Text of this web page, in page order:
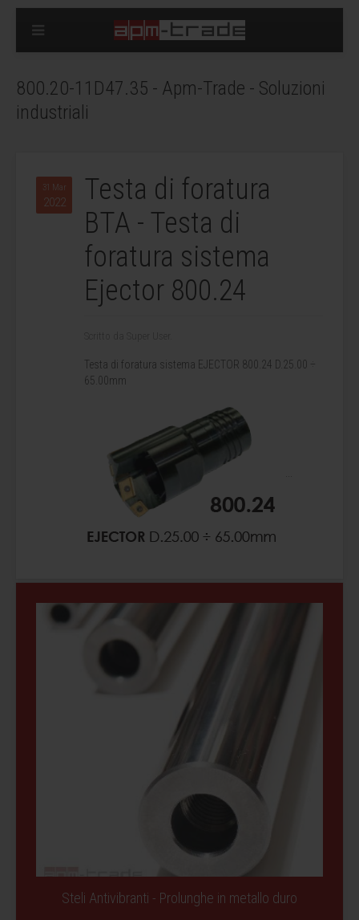
800.20-11D47.35 - Apm-Trade - Soluzioni
industriali
31 Mar
2022
Testa di foratura
BTA - Testa di
foratura sistema
Ejector 800.24
Testa di foratura sistema EJECTOR 800.24 D.25.00 ÷
65.00mm
Steli Antivibranti - Prolunghe in metallo duro